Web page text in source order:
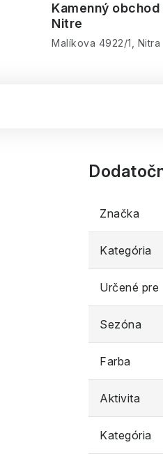
Kamenný obchod
Nitre
Malíkova 4922/1, Nitra
Značka
Kategória
Určené pre
Sezóna
Farba
Aktivita
Kategória